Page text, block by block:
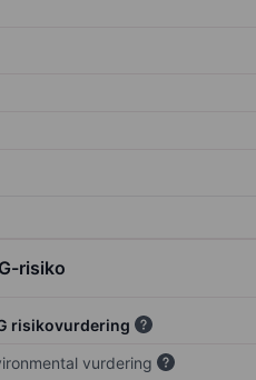
risiko
risikovurdering
vurdering